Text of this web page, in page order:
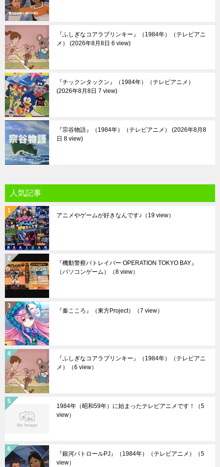
『ふしぎなコアラブリンキー』（1984年）（テレビアニ
メ）
2026年8月8日 6 view
『チックンタックン』（1984年）（テレビアニメ）
2026年8月8日 7 view
『宗谷物語』（1984年）（テレビアニメ）
2026年8月8
日 8 view
人気記事
アニメやゲームが好きなんです♪ （19 view）
『機動警察パトレイバー OPERATION TOKYO BAY』
（パソコンゲーム）
（8 view）
『秦こころ』（東方Project） （7 view）
『ふしぎなコアラブリンキー』（1984年）（テレビアニ
メ）
（6 view）
1984年（昭和59年）に始まったテレビアニメです！
（5
view）
『銀河パトロールPJ』（1984年）（テレビアニメ）
（5
view）